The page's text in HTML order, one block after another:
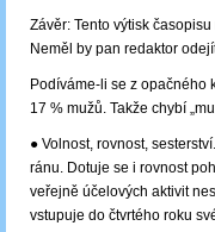
Závěr: Tento výtisk
Neměl by pan redaktor
Podíváme-li se z opačného
17 % mužů. Takže chybí
● Volnost, rovnost,
ránu. Dotuje se i rovnost
veřejně účelových aktivit
vstupuje do čtvrtého roku